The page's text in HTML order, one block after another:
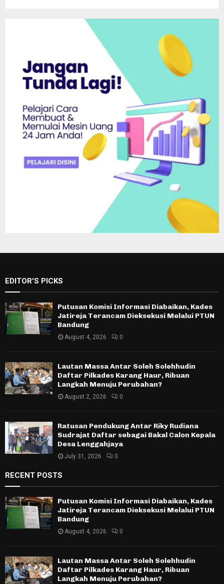
EDITOR'S PICKS
Putusan Komisi Informasi Diabaikan, Kades
Jatireja Terancam Dieksekusi Melalui PTUN
Bandung
August 4, 2026 0
Lautan Massa Antar Soleh Solehhudin
Daftar Pilkades Karang Haur, Ribuan
Langkah Menuju Perubahan?
August 2, 2026 0
Ratusan Pendukung Antar Riky Rudiana
Sudrajat Daftar sebagai Bakal Calon Kepala
Desa Lenggahjaya
July 31, 2026 0
RECENT POSTS
Putusan Komisi Informasi Diabaikan, Kades
Jatireja Terancam Dieksekusi Melalui PTUN
Bandung
August 4, 2026 0
Lautan Massa Antar Soleh Solehhudin
Daftar Pilkades Karang Haur, Ribuan
Langkah Menuju Perubahan?